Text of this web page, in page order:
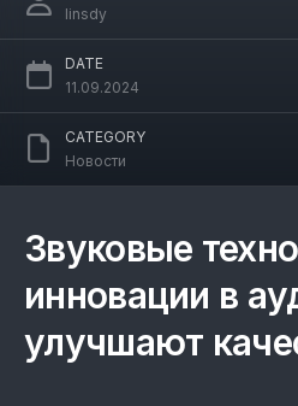
linsdy
DATE
11.09.2024
CATEGORY
Новости
Звуковые
инновации в
улучшают